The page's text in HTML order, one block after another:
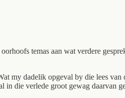
temas aan wat verdere
my dadelik opgeval by die lees
die verlede groot gewag daarvan